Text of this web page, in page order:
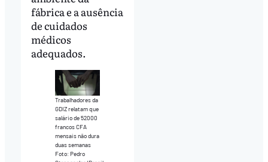
fábrica e a ausência
de cuidados
médicos
adequados.
Trabalhadores da
GDIZ relatam que
salário de 52000
francos CFA
mensais não dura
duas semanas
Foto: Pedro